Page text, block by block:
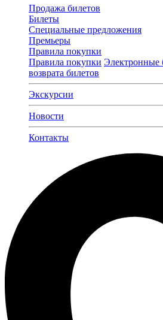
Продажа билетов
Билеты
Специальные предложения
Премьеры
Правила покупки
Правила покупки Электронные
возврата билетов
Экскурсии
Новости
Контакты